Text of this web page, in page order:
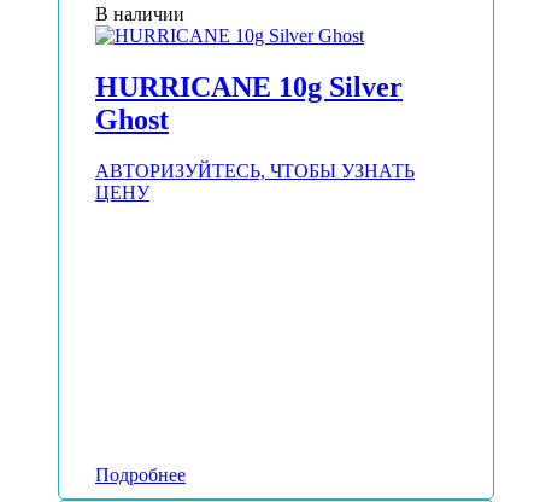
В наличии
HURRICANE 10g Silver
Ghost
АВТОРИЗУЙТЕСЬ, ЧТОБЫ УЗНАТЬ
ЦЕНУ
Подробнее